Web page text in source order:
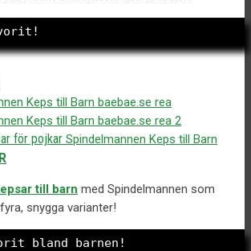
329 kr. 179 kr.
olika
alternativen
för pojkar Spindelmannen Keps till Barn
Det
priset
är:
149 kr.
till barn med Spindelmannen som
snygga varianter!
bland barnen!